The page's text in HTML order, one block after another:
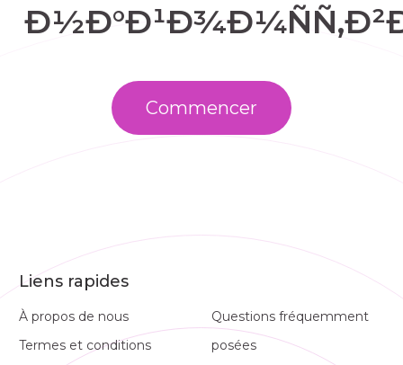
Commencer
Liens rapides
À propos de nous
Termes et conditions
Questions fréquemment
posées